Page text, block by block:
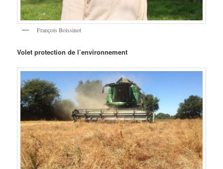
François Boissinot
Volet protection de l’environnement